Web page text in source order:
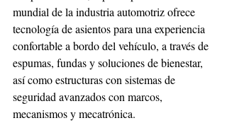
mundial de la industria automotriz ofrece
tecnología de asientos para una experiencia
confortable a bordo del vehículo, a través de
espumas, fundas y soluciones de bienestar,
así como estructuras con sistemas de
seguridad avanzados con marcos,
mecanismos y mecatrónica.